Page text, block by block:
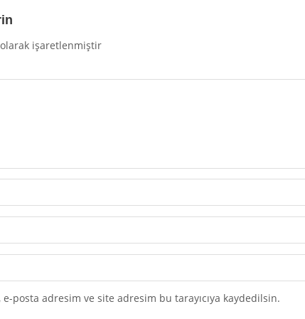
olarak işaretlenmiştir
posta adresim ve site adresim bu tarayıcıya kaydedilsin.